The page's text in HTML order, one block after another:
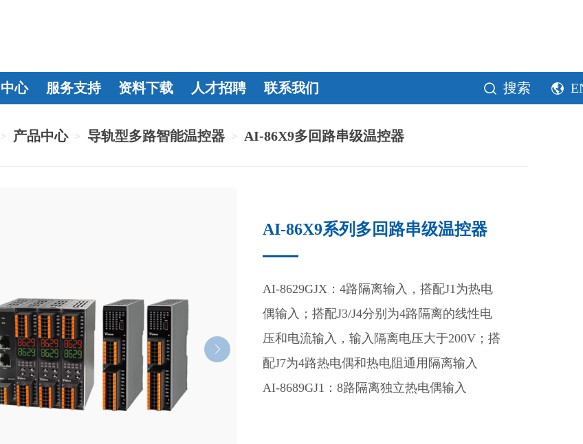
心 服务支持 资料下载 人才招聘 联系我们 搜索
> 产品中心 > 导轨型多路智能温控器 > AI-86X9多回路串级温控器
AI-86X9系列多回路串级温控器
AI-8629GJX： 4路隔离输入，搭配J1为热电
偶输入；搭配J3/J4分别为4路隔离的线性电
压和电流输入，输入隔离电压大于200V；搭
配J7为4路热电偶和热电阻通用隔离输入
AI-8689GJ1：8路隔离独立热电偶输入